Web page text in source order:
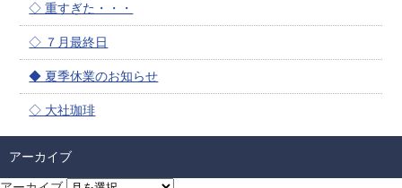
◇ 重すぎた・・・
◇ ７月最終日
◆ 夏季休業のお知らせ
◇ 大社珈琲
アーカイブ